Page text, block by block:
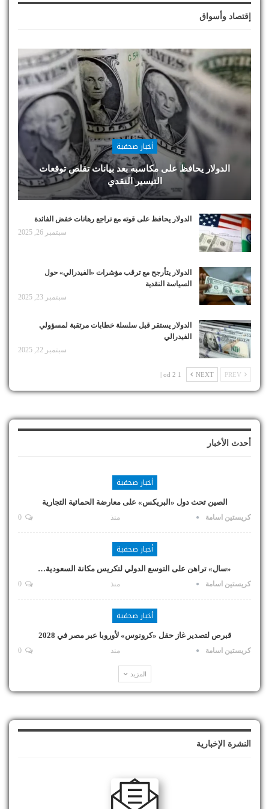
إقتصاد وأسواق
أخبار صحفية
الدولار يحافظ على مكاسبه بعد بيانات تقلص توقعات
التيسير النقدي
الدولار يحافظ على قوته مع تراجع رهانات خفض الفائدة
سبتمبر 26, 2025
الدولار يتأرجح مع ترقب مؤشرات «الفيدرالي» حول
السياسة النقدية
سبتمبر 23, 2025
الدولار يستقر قبل سلسلة خطابات مرتقبة لمسؤولي
الفيدرالي
سبتمبر 22, 2025
NEXT
1 od 2 |
أحدث الأخبار
أخبار صحفية
الصين تحث دول «البريكس» على معارضة الحمائية التجارية
كريستين اسامة منذ
أخبار صحفية
«سال» تراهن على التوسع الدولي لتكريس مكانة السعودية…
كريستين اسامة منذ
أخبار صحفية
قبرص لتصدير غاز حقل «كرونوس» لأوروبا عبر مصر في 2028
كريستين اسامة منذ
المزيد
النشرة الإخبارية